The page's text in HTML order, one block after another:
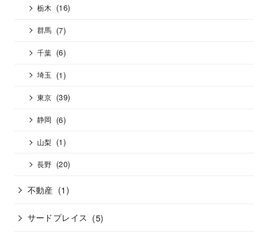
栃木 (16)
群馬 (7)
千葉 (6)
埼玉 (1)
東京 (39)
静岡 (6)
山梨 (1)
長野 (20)
不動産 (1)
サードプレイス (5)